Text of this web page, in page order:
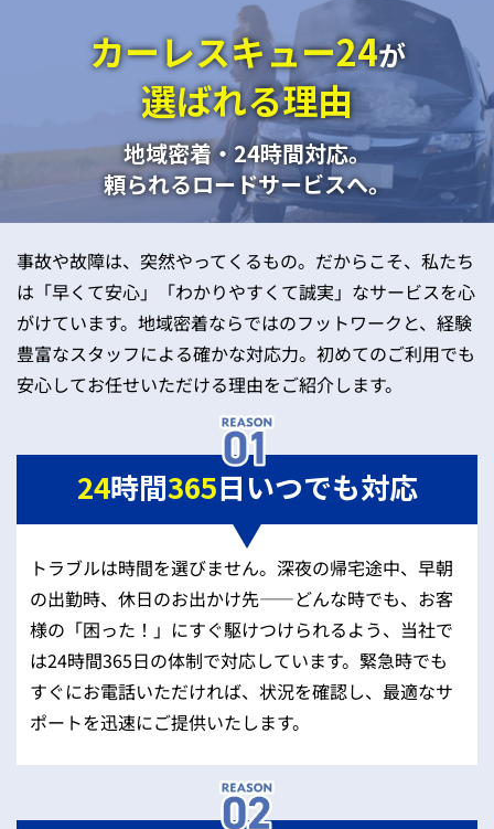
カーレスキュー24が
選ばれる理由
地域密着・24時間対応。
頼られるロードサービスへ。
事故や故障は、突然やってくるもの。だからこそ、私たち
は「早くて安心」「わかりやすくて誠実」なサービスを心
がけています。地域密着ならではのフットワークと、経験
豊富なスタッフによる確かな対応力。初めてのご利用でも
安心してお任せいただける理由をご紹介します。
24時間365日いつでも対応
トラブルは時間を選びません。深夜の帰宅途中、早朝
の出勤時、休日のお出かけ先——どんな時でも、お客
様の「困った！」にすぐ駆けつけられるよう、当社で
は24時間365日の体制で対応しています。緊急時でも
すぐにお電話いただければ、状況を確認し、最適なサ
ポートを迅速にご提供いたします。